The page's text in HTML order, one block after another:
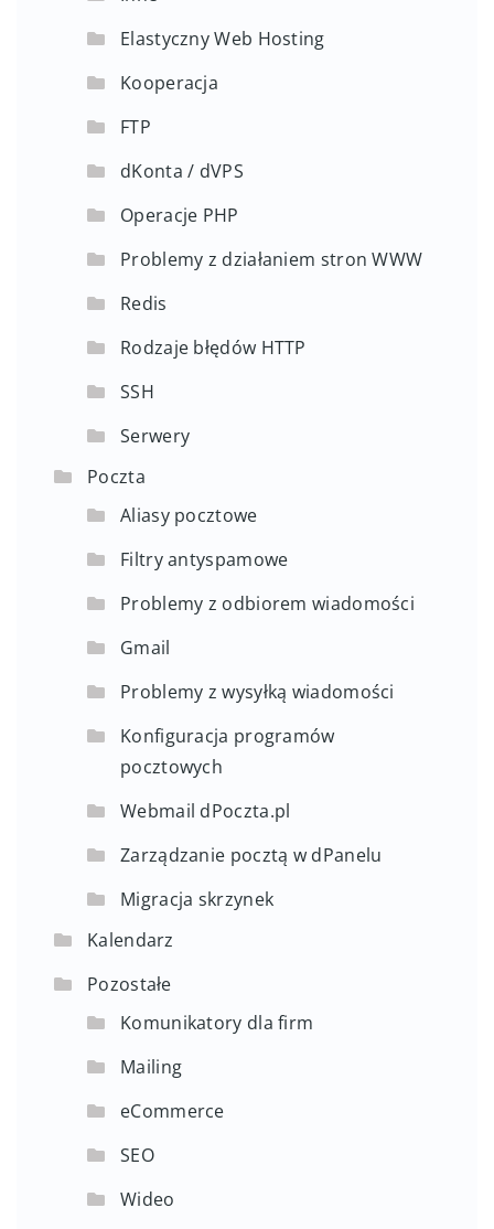
Elastyczny Web Hosting
Kooperacja
FTP
dKonta / dVPS
Operacje PHP
Problemy z działaniem stron WWW
Redis
Rodzaje błędów HTTP
SSH
Serwery
Poczta
Aliasy pocztowe
Filtry antyspamowe
Problemy z odbiorem wiadomości
Gmail
Problemy z wysyłką wiadomości
Konfiguracja programów
pocztowych
Webmail dPoczta.pl
Zarządzanie pocztą w dPanelu
Migracja skrzynek
Kalendarz
Pozostałe
Komunikatory dla firm
Mailing
eCommerce
SEO
Wideo